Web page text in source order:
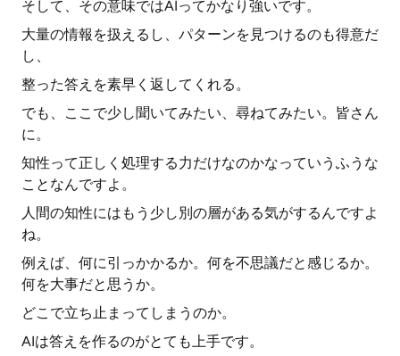
そして、その意味ではAIってかなり強いです。
大量の情報を扱えるし、パターンを見つけるのも得意だ
し、
整った答えを素早く返してくれる。
でも、ここで少し聞いてみたい、尋ねてみたい。皆さん
に。
知性って正しく処理する力だけなのかなっていうふうな
ことなんですよ。
人間の知性にはもう少し別の層がある気がするんですよ
ね。
例えば、何に引っかかるか。何を不思議だと感じるか。
何を大事だと思うか。
どこで立ち止まってしまうのか。
AIは答えを作るのがとても上手です。